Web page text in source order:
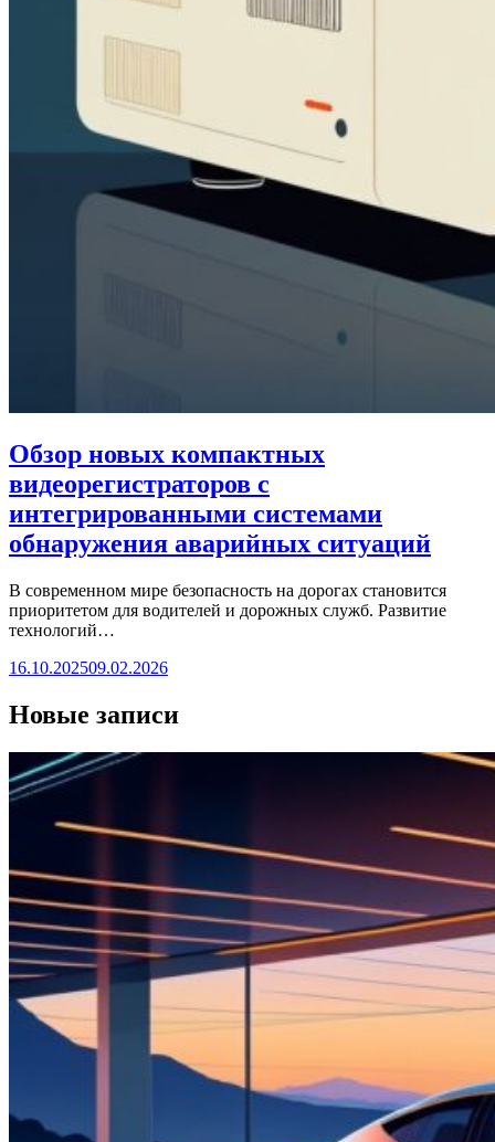
Обзор новых компактных
видеорегистраторов с
интегрированными системами
обнаружения аварийных ситуаций
В современном мире безопасность на дорогах становится
приоритетом для водителей и дорожных служб. Развитие
технологий…
16.10.202509.02.2026
Новые записи